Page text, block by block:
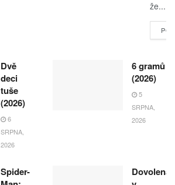
že...
Dvě
deci
tuše
(2026)
6
SRPNA,
2026
6 gramů
(2026)
5
SRPNA,
2026
Spider-
Dovolená